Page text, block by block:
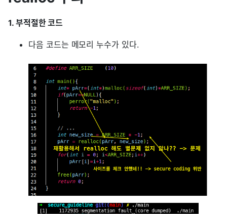
1. 부적절한 코드
다음 코드는 메모리 누수가 있다.